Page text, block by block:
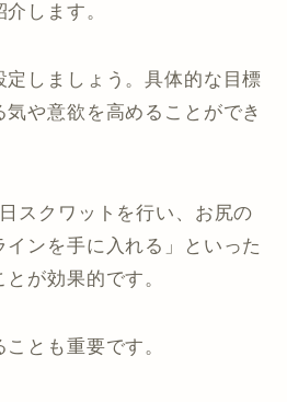
します。
定しましょう。具体的な目標
や意欲を高めることができ
スクワットを行い、お尻の
ンを手に入れる」といった
が効果的です。
とも重要です。